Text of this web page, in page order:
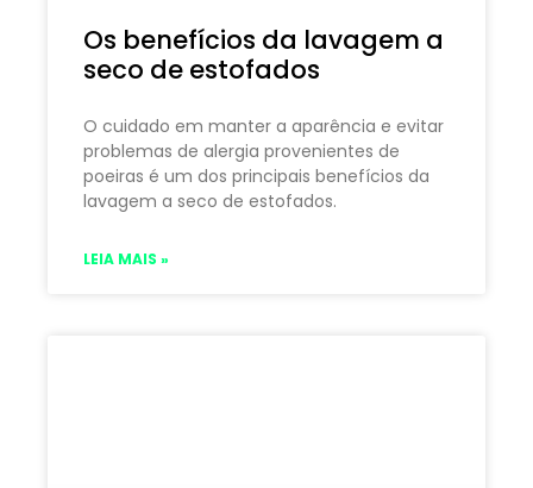
Os benefícios da lavagem a
seco de estofados
O cuidado em manter a aparência e evitar
problemas de alergia provenientes de
poeiras é um dos principais benefícios da
lavagem a seco de estofados.
LEIA MAIS »